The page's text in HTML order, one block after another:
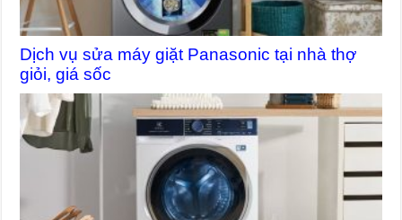
Dịch vụ sửa máy giặt Panasonic tại nhà thợ
giỏi, giá sốc